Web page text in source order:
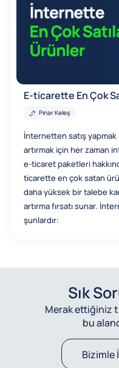
E-ticarette En Çok
Pınar Keleş
İnternetten satış
artırmak için her zaman
e-ticaret paketleri
ticarette en çok satan
daha yüksek bir talebe
artırma fırsatı sunar.
şunlardır:
Sık
Merak ettiğiniz
bu
Bizimle